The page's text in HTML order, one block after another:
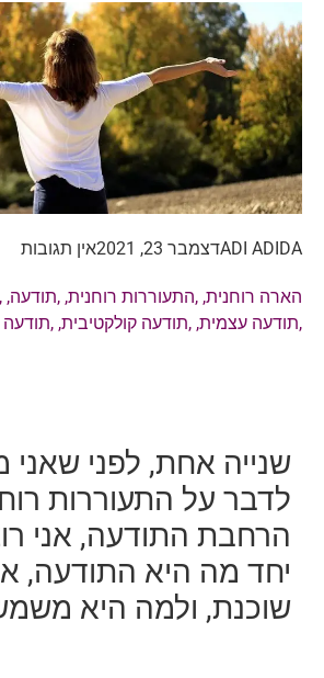
ADI ADIDAדצמבר 23, 2021 אין תגובות
הארה רוחנית, ,התעוררות רוחנית, ,תודעה, ,
,תודעה עצמית, ,תודעה קולקטיבית, ,תודעה
שנייה אחת, לפני שאני
לדבר על התעוררות
הרחבת התודעה, אני
יחד מה היא התודעה,
שוכנת, ולמה היא